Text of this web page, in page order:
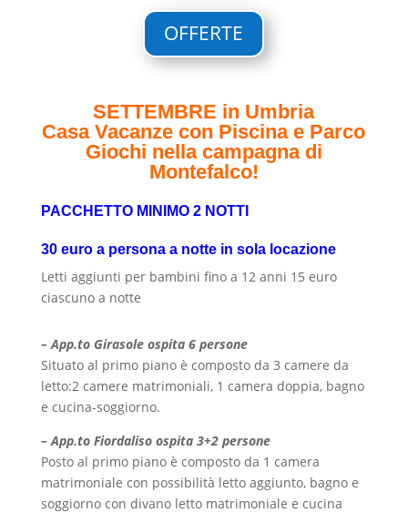
OFFERTE
SETTEMBRE in Umbria
Casa Vacanze con Piscina e Parco
Giochi nella campagna di
Montefalco!
PACCHETTO MINIMO 2 NOTTI
30 euro a persona a notte in sola locazione
Letti aggiunti per bambini fino a 12 anni 15 euro
ciascuno a notte
– App.to Girasole ospita 6 persone
Situato al primo piano è composto da 3 camere da
letto:2 camere matrimoniali, 1 camera doppia, bagno
e cucina-soggiorno.
– App.to Fiordaliso ospita 3+2 persone
Posto al primo piano è composto da 1 camera
matrimoniale con possibilità letto aggiunto, bagno e
soggiorno con divano letto matrimoniale e cucina